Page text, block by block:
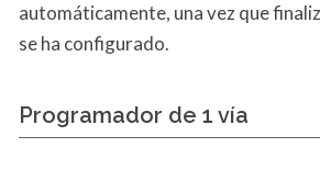
automáticamente, una vez que
se ha configurado.
Programador de 1 vía